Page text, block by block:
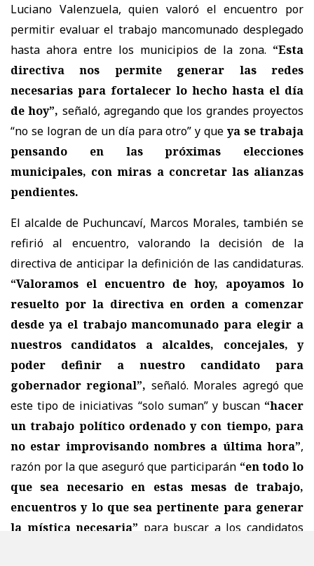
Luciano Valenzuela, quien valoró el encuentro por
permitir evaluar el trabajo mancomunado desplegado
hasta ahora entre los municipios de la zona. “Esta
directiva nos permite generar las redes
necesarias para fortalecer lo hecho hasta el día
de hoy”, señaló, agregando que los grandes proyectos
“no se logran de un día para otro” y queya se trabaja
pensando en las próximas elecciones
municipales, con miras a concretar las alianzas
pendientes.
El alcalde de Puchuncaví, Marcos Morales, también se
refirió al encuentro, valorando la decisión de la
directiva de anticipar la definición de las candidaturas.
“Valoramos el encuentro de hoy, apoyamos lo
resuelto por la directiva en orden a comenzar
desde ya el trabajo mancomunado para elegir a
nuestros candidatos a alcaldes, concejales, y
poder definir a nuestro candidato para
gobernador regional”, señaló. Morales agregó que
este tipo de iniciativas “solo suman” y buscan“hacer
un trabajo político ordenado y con tiempo, para
no estar improvisando nombres a última hora”,
razón por la que aseguró que participarán “en todo lo
que sea necesario en estas mesas de trabajo,
encuentros y lo que sea pertinente para generar
la mística necesaria” para buscar a los candidatos